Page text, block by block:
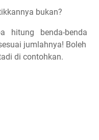
bukan?
hitung benda-benda
jumlahnya! Boleh
di contohkan.